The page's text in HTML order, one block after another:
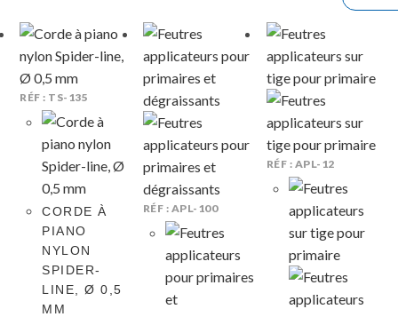
RÉF : TS-135
CORDE À
PIANO
NYLON
SPIDER-
LINE, Ø 0,5
MM
RÉF : APL-100
RÉF : APL-12